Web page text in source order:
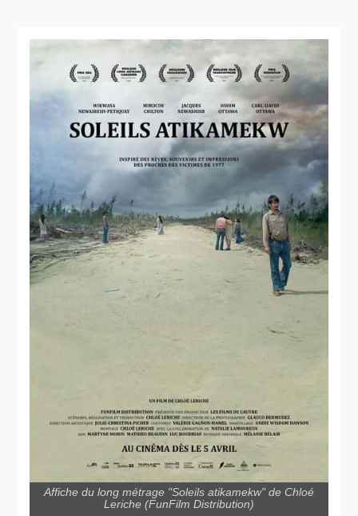
Affiche du long métrage "Soleils atikamekw" de Chloé
Leriche (FunFilm Distribution)